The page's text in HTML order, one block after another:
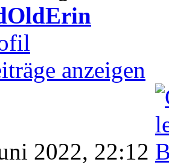
anzeigen
2022, 22:12